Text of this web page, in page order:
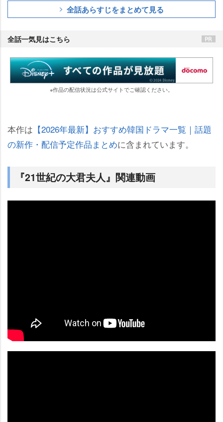
全話あらすじをまとめて見る
全話一気見はこちら
※作品の配信状況は公式サイトでご確認ください。
本作は 【2026年最新】おすすめ韓国ドラマ一覧｜話題
の新作・配信予定作品まとめに含まれています。
『21世紀の大君夫人』関連動画